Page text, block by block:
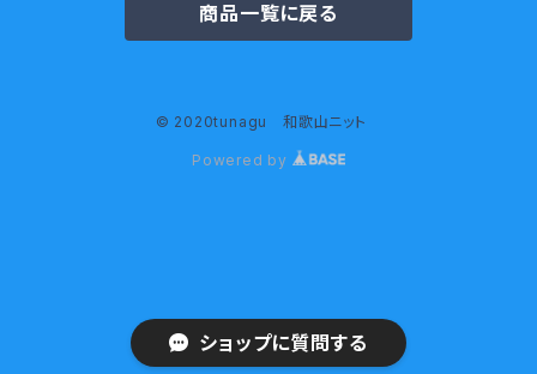
ショップに質問する
商品一覧に戻る
© 2020tunagu 和歌山ニット
Powered by